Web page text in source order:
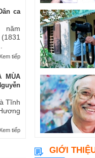
ca
năm
tiếp
MÙA
Tĩnh
tiếp
GIỚI